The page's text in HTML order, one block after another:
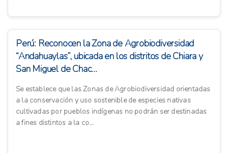
Perú: Reconocen la Zona de Agrobiodiversidad
“Andahuaylas”, ubicada en los distritos de Chiara y
San Miguel de Chac...
Se establece que las Zonas de Agrobiodiversidad orientadas
a la conservación y uso sostenible de especies nativas
cultivadas por pueblos indígenas no podrán ser destinadas
a fines distintos a la co...